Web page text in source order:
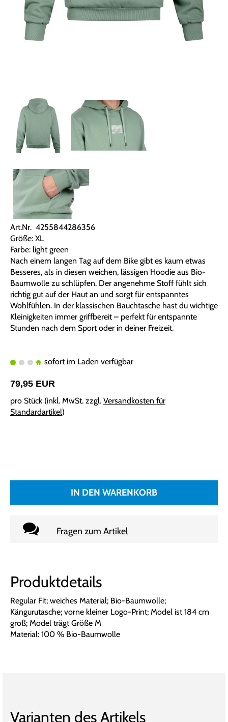
Art.Nr. 4255844286356
Größe: XL
Farbe: light green
Nach einem langen Tag auf dem Bike gibt es kaum etwas
Besseres, als in diesen weichen, lässigen Hoodie aus Bio-
Baumwolle zu schlüpfen. Der angenehme Stoff fühlt sich
richtig gut auf der Haut an und sorgt für entspanntes
Wohlfühlen. In der klassischen Bauchtasche hast du wichtige
Kleinigkeiten immer griffbereit – perfekt für entspannte
Stunden nach dem Sport oder in deiner Freizeit.
sofort im Laden verfügbar
79,95 EUR
pro Stück (inkl. MwSt. zzgl. Versandkosten für
Standardartikel)
IN DEN WARENKORB
Fragen zum Artikel
Produktdetails
Regular Fit; weiches Material; Bio-Baumwolle;
Kängurutasche; vorne kleiner Logo-Print; Model ist 184 cm
groß; Model trägt Größe M
Material: 100 % Bio-Baumwolle
Varianten des Artikels